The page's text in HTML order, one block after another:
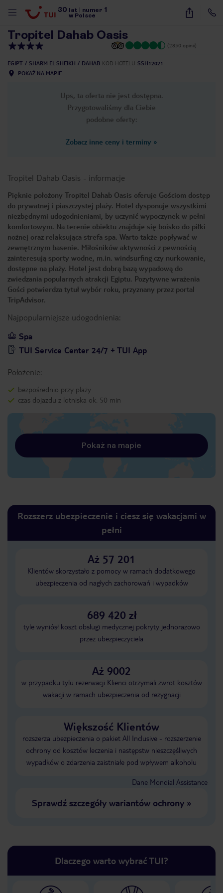
30 lat numer 1
w Polsce
32
Tropitel Dahab Oasis
(2850 opinii)
EGIPT SHARM EL SHEIKH DAHAB KOD HOTELU SSH12021
POKAŻ NA MAPIE
Ups, ta oferta nie jest dostępna.
Przygotowaliśmy dla Ciebie
podobne oferty:
Zobacz inne ceny i terminy »
Tropitel Dahab Oasis - informacje
Pięknie położony Tropitel Dahab Oasis oferuje Gościom dostęp
do prywatnej i piaszczystej plaży. Hotel dysponuje wszystkimi
niezbędnymi udogodnieniami, by uczynić wypoczynek w pełni
komfortowym. Na terenie obiektu znajduje się boisko do piłki
nożnej oraz relaksująca strefa spa. Warto także popływać w
zewnętrznym basenie. Miłośników aktywności z pewnością
zainteresują sporty wodne, m.in. windsurfing czy nurkowanie,
dostępne na plaży. Hotel jest dobrą bazą wypadową do
zwiedzania popularnych atrakcji Egiptu. Pozytywne wrażenia
Gości potwierdza tytuł wybór roku, przyznany przez portal
TripAdvisor.
Najpopularniejsze udogodnienia:
Spa
TUI Service Center 24/7 + TUI App
Położenie:
bezpośrednio przy plaży
czas dojazdu z lotniska ok. 50 min
Pokaż na mapie
Rozszerz ubezpieczenie i ciesz się wakacjami w
pełni
Aż 57 201
Klientów skorzystało z pomocy w ramach dodatkowego
ubezpieczenia od nagłych zachorowań i wypadków
689 420 zł
tyle wyniósł koszt obsługi medycznej pokryty jednorazowo
przez ubezpieczyciela
Aż 9002
w przypadku tylu rezerwacji Klienci otrzymali zwrot kosztów
wakacji w ramach ubezpieczenia od rezygnacji
Większość Klientów
rozszerza ubezpieczenia o pakiet All Inclusive - rozszerzenie
ochrony od kosztów leczenia i następstw nieszczęśliwych
wypadków o zdarzenia zaistniałe pod wpływem alkoholu
Dane Mondial Assistance
Sprawdź szczegóły wariantów ochrony»
Dlaczego warto wybrać TUI?